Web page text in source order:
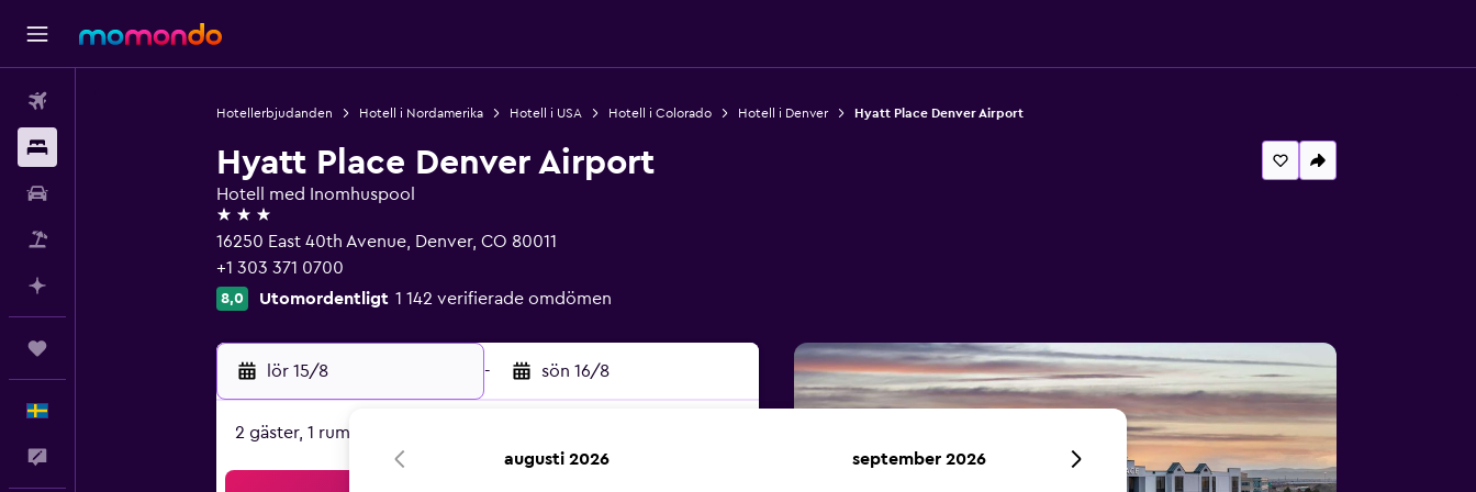
Hotellerbjudanden Hotell i Nordamerika Hotell i USA Hotell i Colorado Hotell i Denver Hyatt Place Denver Airport
Hyatt Place Denver Airport
Hotell med Inomhuspool
3 stjärnor
16250 East 40th Avenue, Denver, CO 80011
+1 303 371 0700
8,0 Utomordentligt 1 142 verifierade omdömen
lör 15/8 - sön 16/8
2 gäster, 1 rum
augusti 2026 september 2026